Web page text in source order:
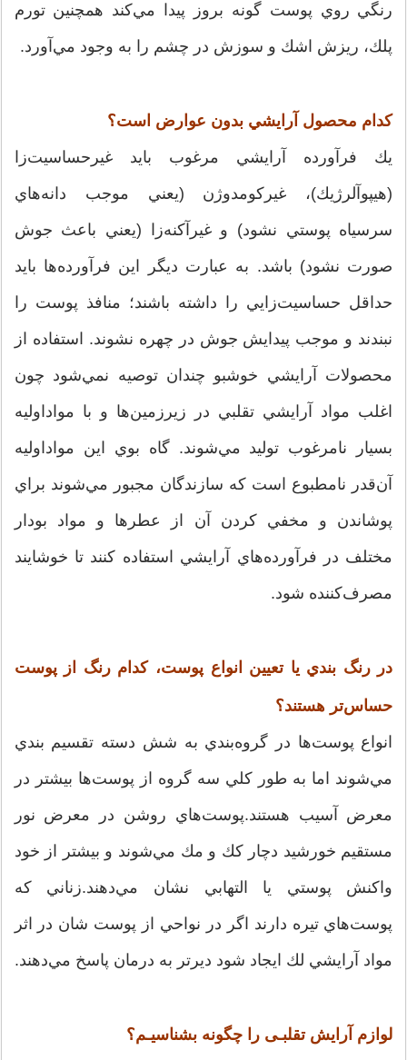
رنگي روي پوست گونه بروز پيدا مي‌كند همچنين تورم
پلك، ريزش اشك و سوزش در چشم را به وجود مي‌آورد.
كدام محصول آرايشي بدون عوارض است؟
يك فرآورده آرايشي مرغوب بايد غيرحساسيت‌زا
(هيپوآلرژيك)، غيركومدوژن (يعني موجب دانه‌هاي
سرسياه پوستي نشود) و غيرآكنه‌زا (يعني باعث جوش
صورت نشود) باشد. به عبارت ديگر اين فرآورده‌ها بايد
حداقل حساسيت‌زايي را داشته باشند؛ منافذ پوست را
نبندند و موجب پيدايش جوش در چهره نشوند. استفاده از
محصولات آرايشي خوشبو چندان توصيه نمي‌شود چون
اغلب مواد آرايشي تقلبي در زيرزمين‌ها و با مواداوليه
بسيار نامرغوب توليد مي‌شوند. گاه بوي اين مواداوليه
آن‌قدر نامطبوع است كه سازندگان مجبور مي‌شوند براي
پوشاندن و مخفي كردن آن از عطرها و مواد بودار
مختلف در فرآورده‌هاي آرايشي استفاده كنند تا خوشايند
مصرف‌كننده شود.
در رنگ بندي يا تعيين انواع پوست، كدام رنگ از پوست
حساس‌تر هستند؟
انواع پوست‌ها در گروه‌بندي به شش دسته تقسيم بندي
مي‌شوند اما به طور كلي سه گروه از پوست‌ها بيشتر در
معرض آسيب هستند.پوست‌هاي روشن در معرض نور
مستقيم خورشيد دچار كك و مك مي‌شوند و بيشتر از خود
واكنش پوستي يا التهابي نشان مي‌دهند.زناني كه
پوست‌هاي تيره دارند اگر در نواحي از پوست شان در اثر
مواد آرايشي لك ايجاد شود ديرتر به درمان پاسخ مي‌دهند.
لوازم آرایش تقلبـی را چگونه بشناسيـم؟